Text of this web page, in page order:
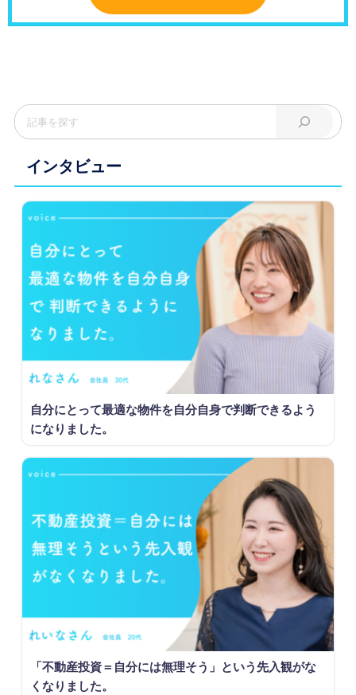
インタビュー
自分にとって最適な物件を自分自身で判断できるよう
になりました。
「不動産投資＝自分には無理そう」という先入観がな
くなりました。